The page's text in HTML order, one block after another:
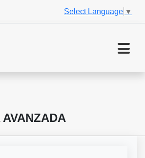
Select Language ▼